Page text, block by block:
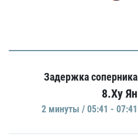
Задержка соперника
8.Ху Ян
2 минуты / 05:41 - 07:41